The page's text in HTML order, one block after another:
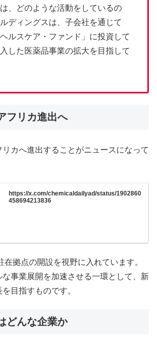
は、どのような活動をしているの
ディングスは、子会社を通じて
ヘルスケア・ファンド」に投資して
した医薬品事業の拡大を目指して
フリカ進出へ
カへ進出することがニュースになって
https://x.com/chemicaldailyad/status/1902860
458694213836
在拠点の開設を視野に入れています。
な事業展開を加速させる一環として、新
目指すものです。
どんな企業か